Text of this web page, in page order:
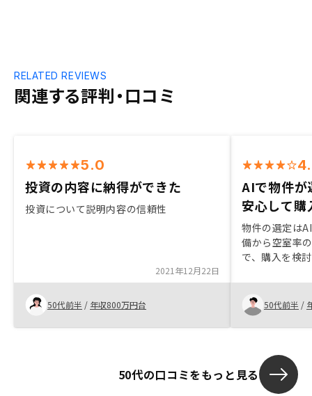
関連する評判・口コミ
RELATED REVIEWS
5.0
投資の内容に納得ができた
投資について説明内容の信頼性
2021年12月22日
50代前半 / 年収800万円台
AIで物件が
安心して購
物件の選定は
備から空室率
で、購入を検
安心ができる
分の選定基準
ものを購入す
人それぞれだ
なものを紹介
に時間がかか
で、あらかじ
50代前半 /
50代の口コミをもっと見る